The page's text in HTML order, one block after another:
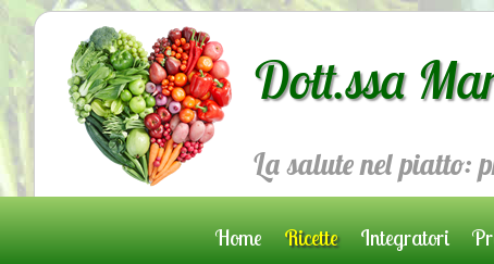
Dott.ssa
La salute nel piatto:
Home Ricette Integratori